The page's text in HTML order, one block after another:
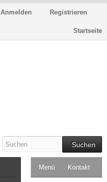
Registrieren
Anmelden
Startseite
Suchen
Menü Kontakt